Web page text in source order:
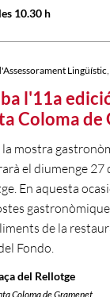
10.30 h
Lingüístic
l'11a
Coloma de
la mostra
el diumenge 27
En aquesta
de la
Fondo.
del Rellotge
Coloma de Gramenet